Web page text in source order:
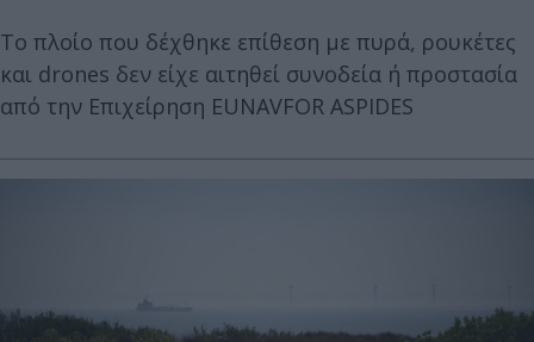
Το πλοίο που δέχθηκε επίθεση με πυρά, ρουκέτες
και drones δεν είχε αιτηθεί συνοδεία ή προστασία
από την Επιχείρηση EUNAVFOR ASPIDES